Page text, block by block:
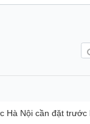
Hà Nội cần đặt